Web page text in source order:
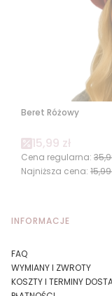
Beret Różowy
Cena
15,99 zł
Cena regularna:
Najniższa cena: 15,99
Linki w stopce
INFORMACJE
FAQ
WYMIANY I ZWROTY
KOSZTY I TERMINY